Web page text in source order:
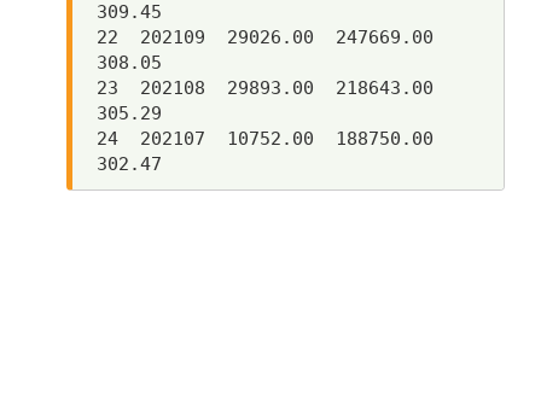
309.45
22  202109  29026.00  247669.00
308.05
23  202108  29893.00  218643.00
305.29
24  202107  10752.00  188750.00